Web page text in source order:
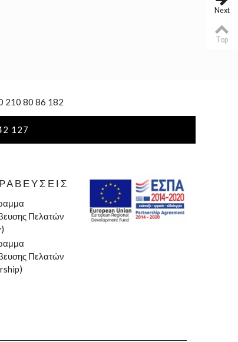
210 80 86 182
127
Πελατών
Πελατών
Next
Top